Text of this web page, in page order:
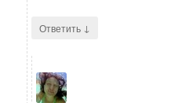
Ответить ↓